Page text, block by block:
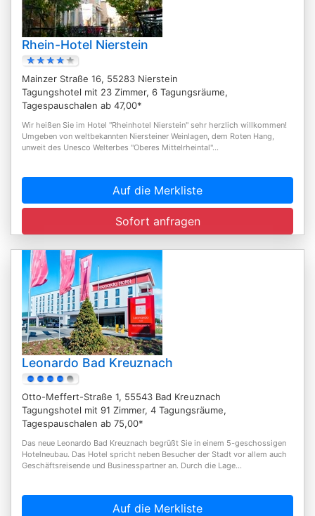
Rhein-Hotel Nierstein
Mainzer Straße 16, 55283 Nierstein
Tagungshotel mit 23 Zimmer, 6 Tagungsräume,
Tagespauschalen ab 47,00*
Wir heißen Sie im Hotel "Rheinhotel Nierstein" sehr herzlich willkommen!
Umgeben von weltbekannten Niersteiner Weinlagen, dem Roten Hang,
unweit des Unesco Welterbes "Oberes Mittelrheintal"...
Auf die Merkliste
Sofort anfragen
Leonardo Bad Kreuznach
Otto-Meffert-Straße 1, 55543 Bad Kreuznach
Tagungshotel mit 91 Zimmer, 4 Tagungsräume,
Tagespauschalen ab 75,00*
Das neue Leonardo Bad Kreuznach begrüßt Sie in einem 5-geschossigen
Hotelneubau. Das Hotel spricht neben Besucher der Stadt vor allem auch
Geschäftsreisende und Businesspartner an. Durch die Lage...
Auf die Merkliste